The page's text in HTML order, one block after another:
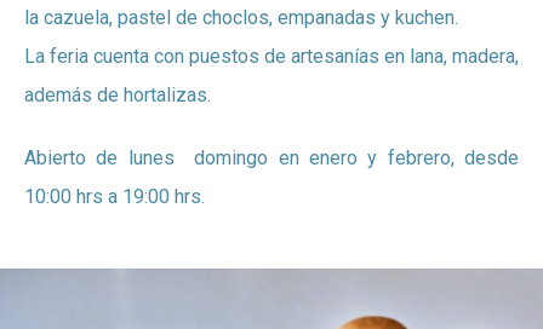
la cazuela, pastel de choclos, empanadas y kuchen.
La feria cuenta con puestos de artesanías en lana, madera,
además de hortalizas.
Abierto de lunes domingo en enero y febrero, desde
10:00 hrs a 19:00 hrs.